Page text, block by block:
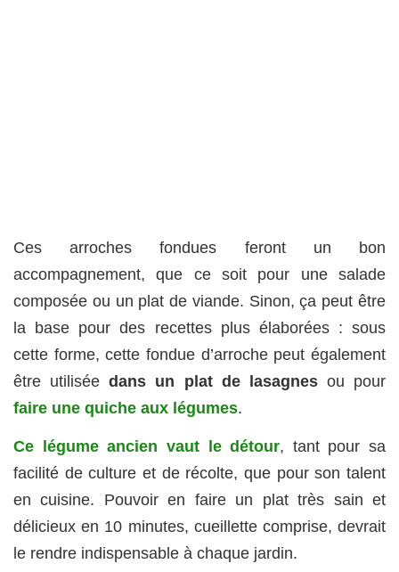
Ces arroches fondues feront un bon
accompagnement, que ce soit pour une salade
composée ou un plat de viande. Sinon, ça peut être
la base pour des recettes plus élaborées : sous
cette forme, cette fondue d’arroche peut également
être utiliséedans un plat de lasagnesou pour
faire une quiche aux légumes.
Ce légume ancien vaut le détour, tant pour sa
facilité de culture et de récolte, que pour son talent
en cuisine. Pouvoir en faire un plat très sain et
délicieux en 10 minutes, cueillette comprise, devrait
le rendre indispensable à chaque jardin.